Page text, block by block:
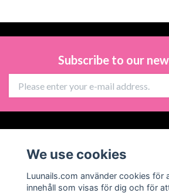
Subscribe to our
Social Media
We use cookies
Luunails.com använder cookies för
innehåll som visas för dig och för